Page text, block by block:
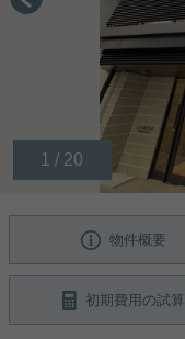
1 / 20
物件概要
初期費用の試算